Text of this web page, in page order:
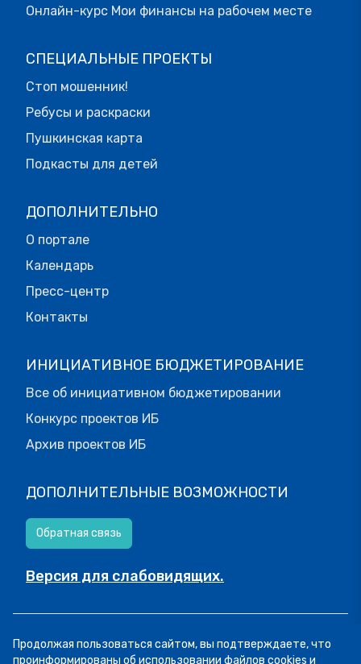
Онлайн-курс Мои финансы на рабочем месте
СПЕЦИАЛЬНЫЕ ПРОЕКТЫ
Стоп мошенник!
Ребусы и раскраски
Пушкинская карта
Подкасты для детей
ДОПОЛНИТЕЛЬНО
О портале
Календарь
Пресс-центр
Контакты
ИНИЦИАТИВНОЕ БЮДЖЕТИРОВАНИЕ
Все об инициативном бюджетировании
Конкурс проектов ИБ
Архив проектов ИБ
ДОПОЛНИТЕЛЬНЫЕ ВОЗМОЖНОСТИ
Обратная связь
Версия для слабовидящих.
Все права защищены.Пользовательское соглашение
Продолжая пользоваться сайтом, вы подтверждаете, что
проинформированы об использовании файлов cookies и